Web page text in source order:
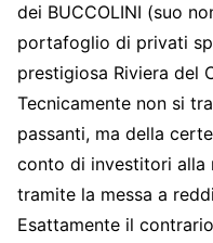
dei BUCCOLINI (suo
portafoglio di privati
prestigiosa Riviera del
Tecnicamente non si
passanti, ma della
conto di investitori alla
tramite la messa a
Esattamente il